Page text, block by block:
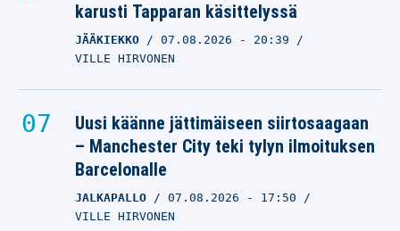
karusti Tapparan käsittelyssä
JÄÄKIEKKO 07.08.2026 - 20:39
VILLE HIRVONEN
Uusi käänne jättimäiseen siirtosaagaan
– Manchester City teki tylyn ilmoituksen
Barcelonalle
JALKAPALLO 07.08.2026 - 17:50
VILLE HIRVONEN